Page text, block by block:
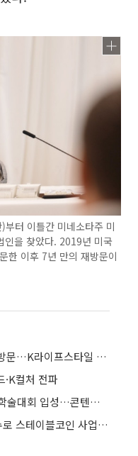
터 이틀간 미네소타주 미
인을 찾았다. 2019년 미국
한 이후 7년 만의 재방문이
이재현 회장,‘더 CJ컵’ 美 대회 첫 방문…K라이프스타일 글로벌 확장 진두지휘
·K컬처 전파
CJ그룹, 영상이해 기술 AI로 국제 학술대회 입성…콘텐츠 제작 혁신 기대
마스터카드, BVNK 18억 달러 인수로 스테이블코인 사업 본격 확장